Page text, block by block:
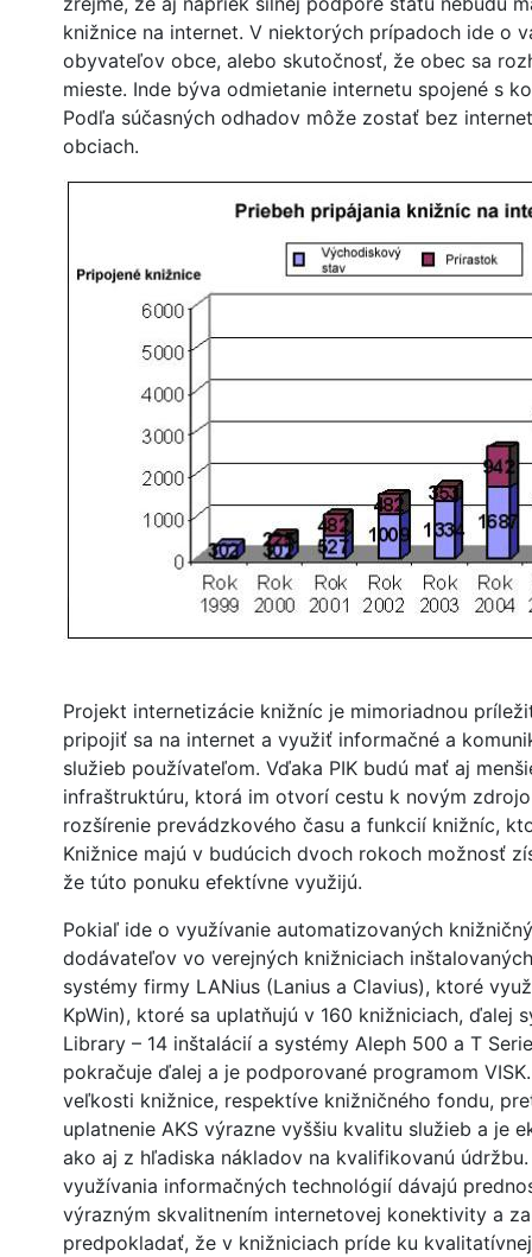
knižnice na internet. V niektorých prípadoch ide o
obyvateľov obce, alebo skutočnosť, že obec sa
mieste. Inde býva odmietanie internetu spojené s
Podľa súčasných odhadov môže zostať bez
obciach.
Projekt internetizácie knižníc je mimoriadnou
pripojiť sa na internet a využiť informačné a
služieb používateľom. Vďaka PIK budú mať aj
infraštruktúru, ktorá im otvorí cestu k novým
rozšírenie prevádzkového času a funkcií knižníc,
Knižnice majú v budúcich dvoch rokoch možnosť
že túto ponuku efektívne využijú.
Pokiaľ ide o využívanie automatizovaných
dodávateľov vo verejných knižniciach
systémy firmy LANius (Lanius a Clavius), ktoré
KpWin), ktoré sa uplatňujú v 160 knižniciach, ďalej
Library – 14 inštalácií a systémy Aleph 500 a T
pokračuje ďalej a je podporované programom
veľkosti knižnice, respektíve knižničného fondu,
uplatnenie AKS výrazne vyššiu kvalitu služieb a je
ako aj z hľadiska nákladov na kvalifikovanú
využívania informačných technológií dávajú
výrazným skvalitnením internetovej konektivity a
predpokladať, že v knižniciach príde ku